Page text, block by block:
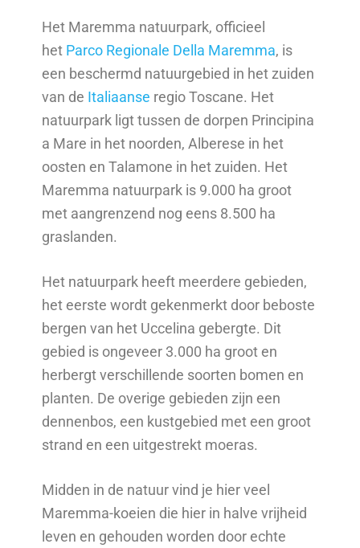
Het Maremma natuurpark, officieel
het Parco Regionale Della Maremma, is
een beschermd natuurgebied in het zuiden
van de Italiaanse regio Toscane. Het
natuurpark ligt tussen de dorpen Principina
a Mare in het noorden, Alberese in het
oosten en Talamone in het zuiden. Het
Maremma natuurpark is 9.000 ha groot
met aangrenzend nog eens 8.500 ha
graslanden.
Het natuurpark heeft meerdere gebieden,
het eerste wordt gekenmerkt door beboste
bergen van het Uccelina gebergte. Dit
gebied is ongeveer 3.000 ha groot en
herbergt verschillende soorten bomen en
planten. De overige gebieden zijn een
dennenbos, een kustgebied met een groot
strand en een uitgestrekt moeras.
Midden in de natuur vind je hier veel
Maremma-koeien die hier in halve vrijheid
leven en gehouden worden door echte